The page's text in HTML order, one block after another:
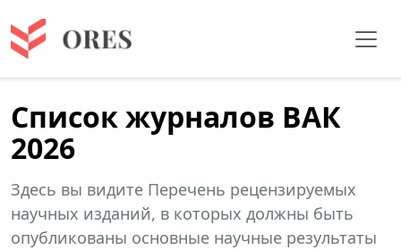
Список журналов ВАК
2026
Здесь вы видите Перечень рецензируемых
научных изданий, в которых должны быть
опубликованы основные научные результаты